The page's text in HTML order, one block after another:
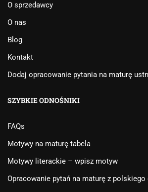
O sprzedawcy
O nas
Blog
Kontakt
Dodaj opracowanie pytania na maturę
SZYBKIE ODNOŚNIKI
FAQs
Motywy na maturę tabela
Motywy literackie – wpisz motyw
Opracowanie pytań na maturę z polskiego